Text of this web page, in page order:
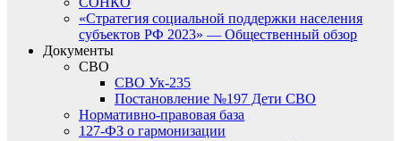
«Стратегия социальной поддержки населения
субъектов РФ 2023» — Общественный обзор
Документы
СВО
СВО Ук-235
Постановление №197 Дети СВО
Нормативно-правовая база
127-ФЗ о гармонизации